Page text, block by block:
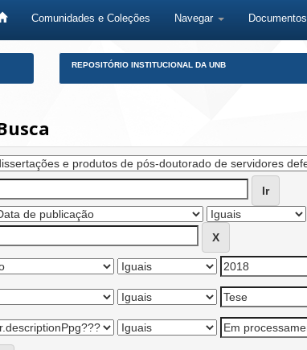
Comunidades e Coleções Navegar Documentos
REPOSITÓRIO INSTITUCIONAL DA UNB